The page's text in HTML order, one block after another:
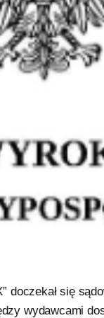
doczekał się
wydawcami